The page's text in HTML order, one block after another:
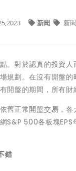
新聞 新
。對於認真的投資
規劃。在沒有開盤
開盤的期間，所有財
舊正常開盤交易，
S&P 500各板塊
錯